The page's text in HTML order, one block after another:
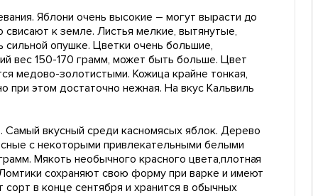
Яблони очень высокие – могут вырасти до
свисают к земле. Листья мелкие, вытянутые,
сильной опушке. Цветки очень большие,
вес 150-170 грамм, может быть больше. Цвет
медово-золотистыми. Кожица крайне тонкая,
при этом достаточно нежная. На вкус Кальвиль
вкусный среди касномясых яблок. Дерево
с некоторыми привлекательными белыми
Мякоть необычного красного цвета,плотная
сохраняют свою форму при варке и имеют
в конце сентября и хранится в обычных